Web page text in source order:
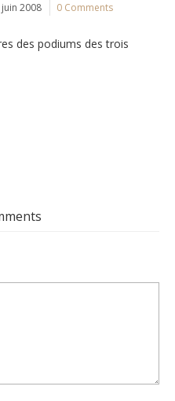
juin 2008 0 Comments
des podiums des trois